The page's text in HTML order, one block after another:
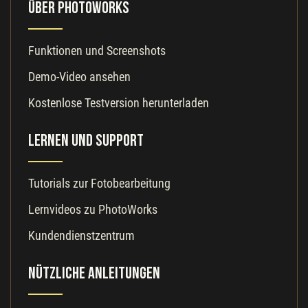
Über PhotoWorks
Funktionen und Screenshots
Demo-Video ansehen
Kostenlose Testversion herunterladen
Lernen und Support
Tutorials zur Fotobearbeitung
Lernvideos zu PhotoWorks
Kundendienstzentrum
Nützliche Anleitungen